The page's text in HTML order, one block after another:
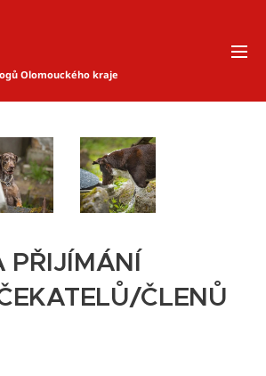
Olomouckého kraje
PŘIJÍMÁNÍ
ČLENŮ